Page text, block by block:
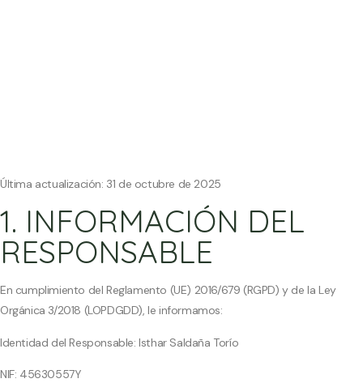
Última actualización: 31 de octubre de 2025
1. INFORMACIÓN DEL
RESPONSABLE
En cumplimiento del Reglamento (UE) 2016/679 (RGPD) y de la Ley
Orgánica 3/2018 (LOPDGDD), le informamos:
Identidad del Responsable: Isthar Saldaña Torío
NIF: 45630557Y